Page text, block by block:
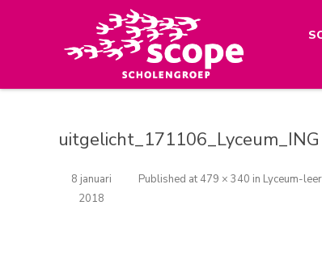
uitgelicht_171106_Lyceum_ING
Published
8 januari
2018
at 479 × 340 in Lyceum-